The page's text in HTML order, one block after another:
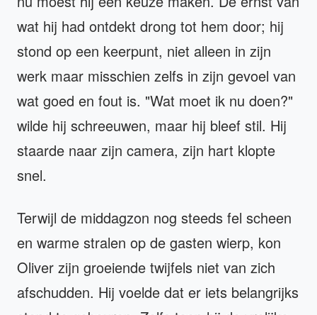
wat hij had ontdekt drong tot hem door; hij
stond op een keerpunt, niet alleen in zijn
werk maar misschien zelfs in zijn gevoel van
wat goed en fout is. "Wat moet ik nu doen?"
wilde hij schreeuwen, maar hij bleef stil. Hij
staarde naar zijn camera, zijn hart klopte
snel.
Terwijl de middagzon nog steeds fel scheen
en warme stralen op de gasten wierp, kon
Oliver zijn groeiende twijfels niet van zich
afschudden. Hij voelde dat er iets belangrijks